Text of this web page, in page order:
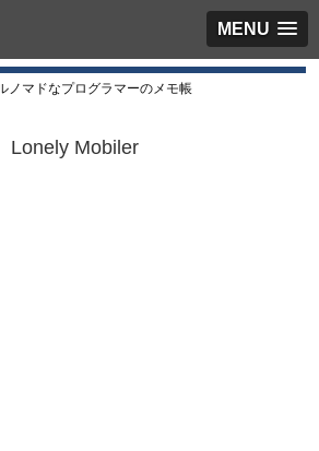
MENU
ノマドなプログラマーのメモ帳
Lonely Mobiler